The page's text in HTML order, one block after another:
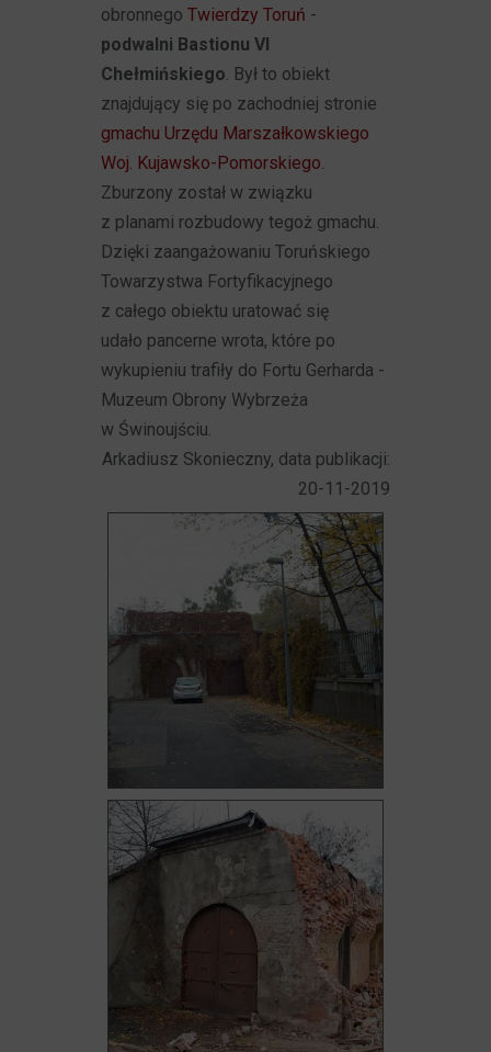
obronnegoTwierdzy Toruń -
podwalni Bastionu VI
Chełmińskiego. Był to obiekt
znajdujący się po zachodniej stronie
gmachu Urzędu Marszałkowskiego
Woj. Kujawsko-Pomorskiego.
Zburzony został w związku
z planami rozbudowy tegoż gmachu.
Dzięki zaangażowaniu Toruńskiego
Towarzystwa Fortyfikacyjnego
z całego obiektu uratować się
udało pancerne wrota, które po
wykupieniu trafiły do Fortu Gerharda -
Muzeum Obrony Wybrzeża
w Świnoujściu.
Arkadiusz Skonieczny, data publikacji:
20-11-2019